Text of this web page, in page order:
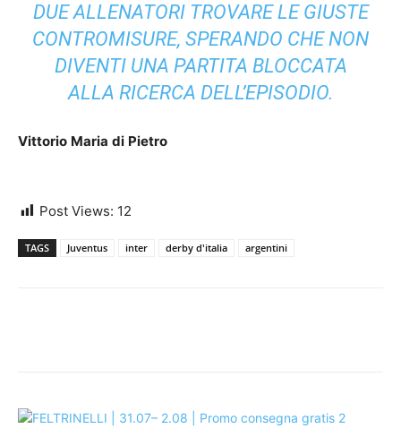
DUE ALLENATORI TROVARE LE GIUSTE
CONTROMISURE, SPERANDO CHE NON
DIVENTI UNA PARTITA BLOCCATA
ALLA RICERCA DELL’EPISODIO.
Vittorio Maria di Pietro
Post Views: 12
TAGS Juventus inter derby d'italia argentini